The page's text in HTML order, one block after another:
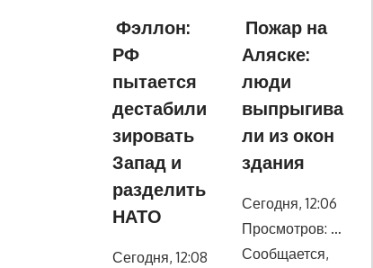
Фэллон:
РФ
пытается
дестабили
зировать
Запад и
разделить
НАТО
Сегодня, 12:08
Пожар на
Аляске:
люди
выпрыгива
ли из окон
здания
Сегодня, 12:06
Просмотров: …
Сообщается,